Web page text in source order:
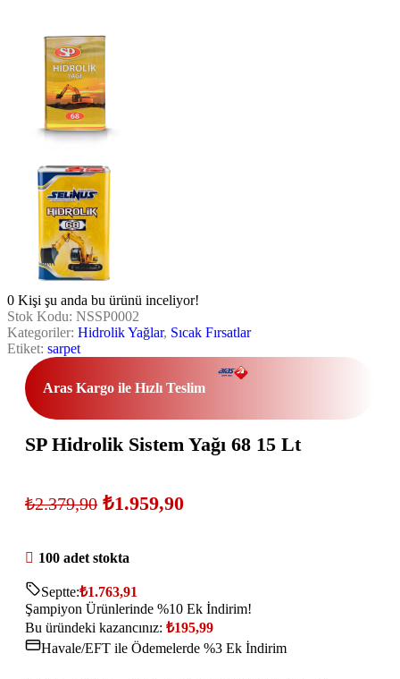
0 Kişi şu anda bu ürünü inceliyor!
Stok Kodu: NSSP0002
Kategoriler: Hidrolik Yağlar, Sıcak Fırsatlar
Etiket: sarpet
Aras Kargo ile Hızlı Teslim
SP Hidrolik Sistem Yağı 68 15 Lt
₺2.379,90 ₺1.959,90
100 adet stokta
Septte:₺1.763,91
Şampiyon Ürünlerinde %10 Ek İndirim!
Bu üründeki kazancınız: ₺195,99
Havale/EFT ile Ödemelerde %3 Ek İndirim